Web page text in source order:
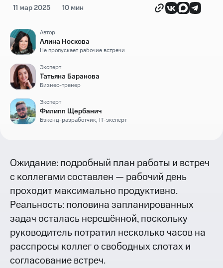
11 мар 2025 10 мин
Автор
Алина Носкова
Не пропускает рабочие встречи
Эксперт
Татьяна Баранова
Бизнес-тренер
Эксперт
Филипп Щербанич
Бэкенд-разработчик, IT-эксперт
Ожидание: подробный план работы и встреч
с коллегами составлен — рабочий день
проходит максимально продуктивно.
Реальность: половина запланированных
задач осталась нерешённой, поскольку
руководитель потратил несколько часов на
расспросы коллег о свободных слотах и
согласование встреч.